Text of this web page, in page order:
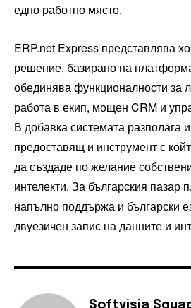
едно работно място.
ERP.net Express представлява
решение, базирано на
обединява функционалности за
работа в екип, мощен CRM и
В добавка системата разполага
предоставящ и инструмент с
да създаде по желание
интелекти. За българския пазар
напълно поддържа и български
двуезичен запис на данните и
Softvisia